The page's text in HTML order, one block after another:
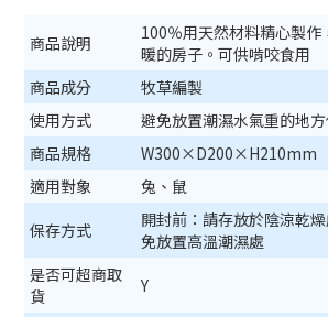
商品說明
100％用天然材料精心製作
暖的房子。可供啃咬食用
商品成分
牧草編製
使用方式
避免放置潮濕水氣重的地
商品規格
W300×D200×H210mm
適用對象
兔、鼠
保存方式
開封前：請存放於陰涼乾
免放置高溫潮濕處
是否可超商取
貨
Y